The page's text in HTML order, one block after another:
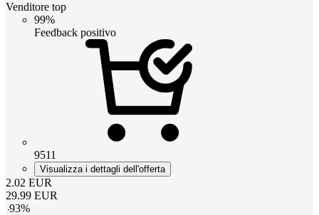
Venditore top
99%
Feedback positivo
9511
Visualizza i dettagli dell'offerta
2.02 EUR
29.99 EUR
-93%